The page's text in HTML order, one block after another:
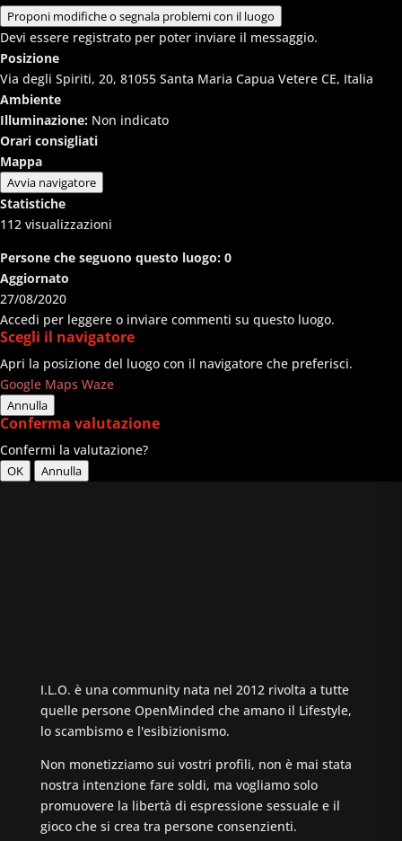
Proponi modifiche o segnala problemi con il luogo
Devi essere registrato per poter inviare il messaggio.
Posizione
Via degli Spiriti, 20, 81055 Santa Maria Capua Vetere CE, Italia
Ambiente
Illuminazione: Non indicato
Orari consigliati
Mappa
Avvia navigatore
Statistiche
112 visualizzazioni
Persone che seguono questo luogo: 0
Aggiornato
27/08/2020
Accedi per leggere o inviare commenti su questo luogo.
Scegli il navigatore
Apri la posizione del luogo con il navigatore che preferisci.
Google Maps Waze
Annulla
Conferma valutazione
Confermi la valutazione?
OK Annulla
I.L.O. è una community nata nel 2012 rivolta a tutte
quelle persone OpenMinded che amano il Lifestyle,
lo scambismo e l'esibizionismo.
Non monetizziamo sui vostri profili, non è mai stata
nostra intenzione fare soldi, ma vogliamo solo
promuovere la libertà di espressione sessuale e il
gioco che si crea tra persone consenzienti.